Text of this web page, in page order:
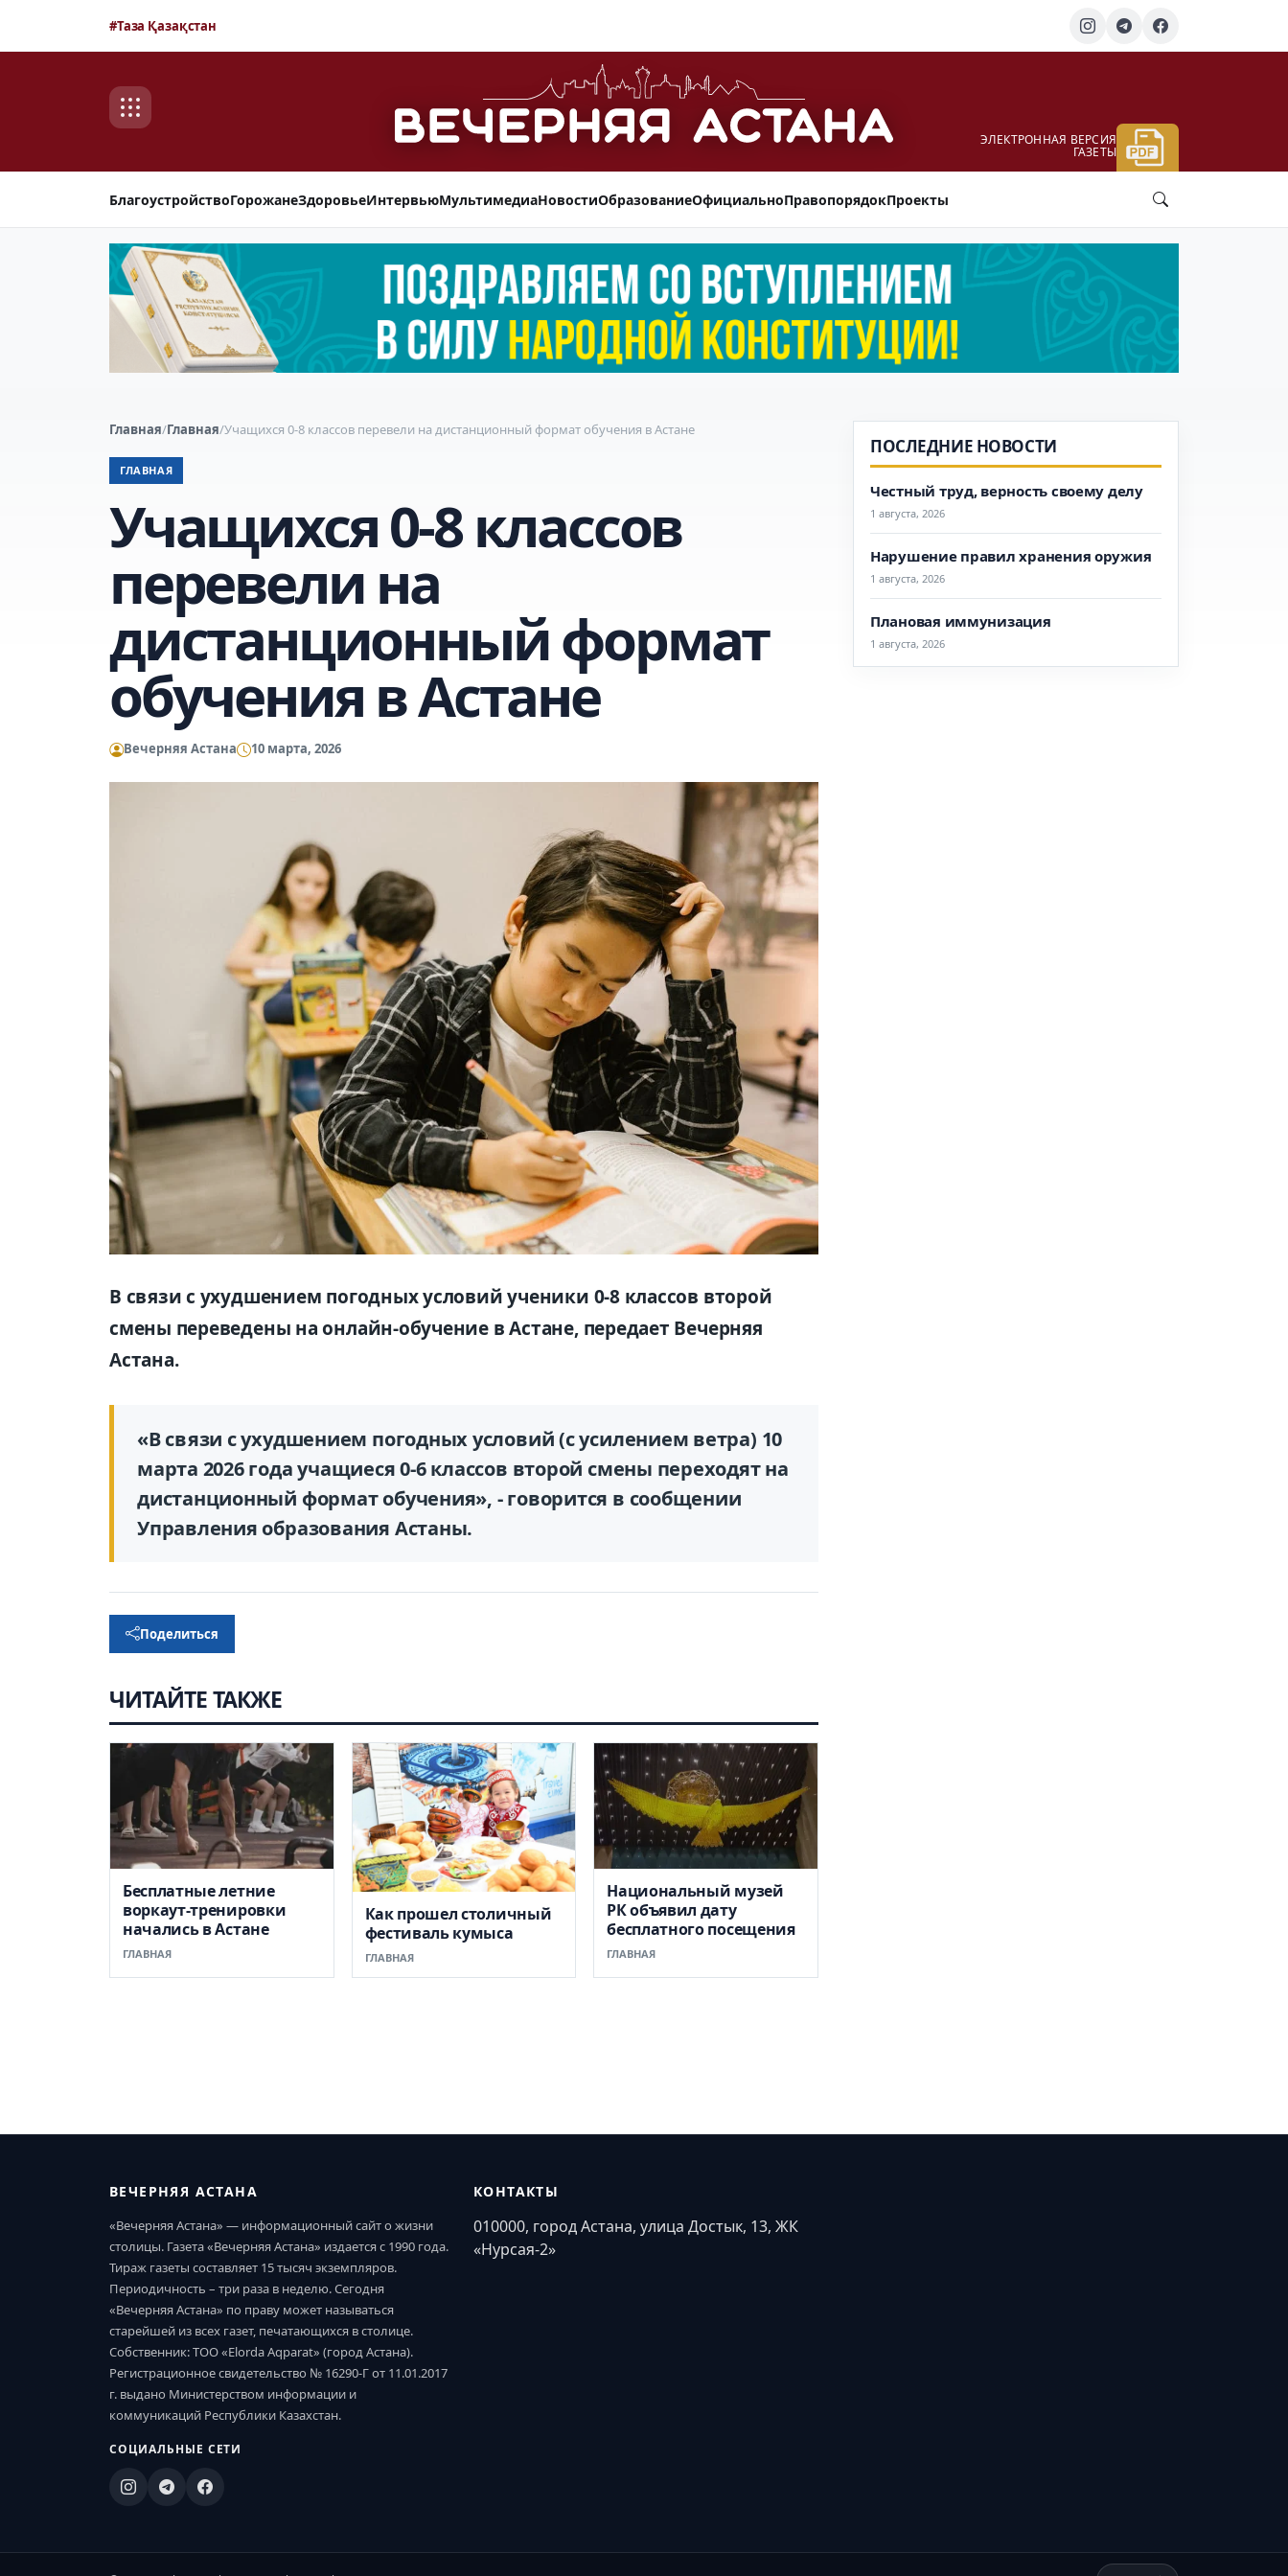
#Таза Қазақстан
ЭЛЕКТРОННАЯ ВЕРСИЯ
ГАЗЕТЫ
БлагоустройствоГорожанеЗдоровьеИнтервьюМультимедиаНовостиОбразованиеОфициальноПравопорядокПроекты
Главная/Главная/Учащихся 0-8 классов перевели на дистанционный формат обучения в Астане
ГЛАВНАЯ
Учащихся 0-8 классов
перевели на
дистанционный формат
обучения в Астане
Вечерняя Астана 10 марта, 2026
В связи с ухудшением погодных условий ученики 0-8 классов второй
смены переведены на онлайн-обучение в Астане, передает Вечерняя
Астана.
«В связи с ухудшением погодных условий (с усилением ветра) 10
марта 2026 года учащиеся 0-6 классов второй смены переходят на
дистанционный формат обучения», - говорится в сообщении
Управления образования Астаны.
Поделиться
ЧИТАЙТЕ ТАКЖЕ
Бесплатные летние
воркаут-тренировки
начались в Астане
ГЛАВНАЯ
Как прошел столичный
фестиваль кумыса
ГЛАВНАЯ
Национальный музей
РК объявил дату
бесплатного посещения
ГЛАВНАЯ
ПОСЛЕДНИЕ НОВОСТИ
Честный труд, верность своему делу
1 августа, 2026
Нарушение правил хранения оружия
1 августа, 2026
Плановая иммунизация
1 августа, 2026
ВЕЧЕРНЯЯ АСТАНА
«Вечерняя Астана» — информационный сайт о жизни
столицы. Газета «Вечерняя Астана» издается с 1990 года.
Тираж газеты составляет 15 тысяч экземпляров.
Периодичность – три раза в неделю. Сегодня
«Вечерняя Астана» по праву может называться
старейшей из всех газет, печатающихся в столице.
Собственник: ТОО «Elorda Aqparat» (город Астана).
Регистрационное свидетельство № 16290-Г от 11.01.2017
г. выдано Министерством информации и
коммуникаций Республики Казахстан.
СОЦИАЛЬНЫЕ СЕТИ
КОНТАКТЫ
010000, город Астана, улица Достык, 13, ЖК
«Нурсая-2»